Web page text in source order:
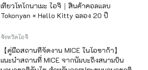
เที่ยวโทโกนาเมะ ไอจิ｜สินค้าคอลแลบ
Tokonyan × Hello Kitty ฉลอง 20 ปี
จังหวัดไอจิ
【คู่มือสถานที่จัดงาน MICE ในโอซาก้า】
แนะนำสถานที่ MICE จากนัมบะถึงสนามบิน